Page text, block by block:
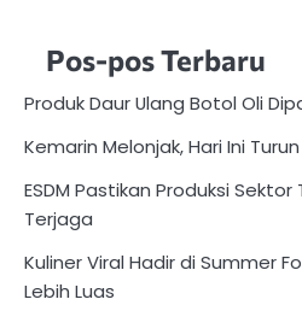
Pos-pos Terbaru
Produk Daur Ulang Botol Oli
Kemarin Melonjak, Hari Ini
ESDM Pastikan Produksi
Terjaga
Kuliner Viral Hadir di Summer
Lebih Luas